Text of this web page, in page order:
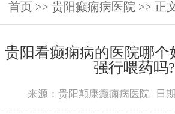
首页 >> 贵阳癫痫病医院 >> 正
贵阳看癫痫病的医院哪个
强行喂药吗?
来源：贵阳颠康癫痫病医院 日